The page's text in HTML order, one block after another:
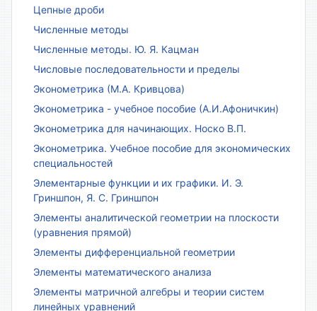
Цепные дроби
Численные методы
Численные методы. Ю. Я. Кацман
Числовые последовательности и пределы
Эконометрика (М.А. Кривцова)
Эконометрика - учебное пособие (А.И.Афоничкин)
Эконометрика для начинающих. Носко В.П.
Эконометрика. Учебное пособие для экономических
специальностей
Элементарные функции и их графики. И. Э.
Гриншпон, Я. С. Гриншпон
Элементы аналитической геометрии на плоскости
(уравнения прямой)
Элементы дифференциальной геометрии
Элементы математического анализа
Элементы матричной алгебры и теории систем
линейных уравнений